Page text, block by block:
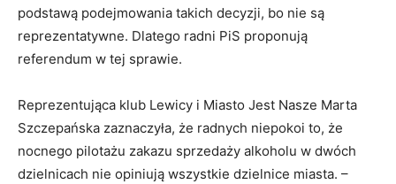
podstawą podejmowania takich decyzji, bo nie są
reprezentatywne. Dlatego radni PiS proponują
referendum w tej sprawie.
Reprezentująca klub Lewicy i Miasto Jest Nasze Marta
Szczepańska zaznaczyła, że radnych niepokoi to, że
nocnego pilotażu zakazu sprzedaży alkoholu w dwóch
dzielnicach nie opiniują wszystkie dzielnice miasta. –